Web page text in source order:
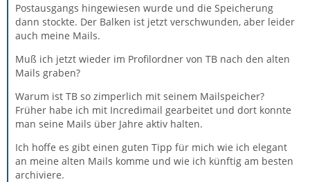
Postausgangs hingewiesen wurde und die Speicherung
dann stockte. Der Balken ist jetzt verschwunden, aber leider
auch meine Mails.
Muß ich jetzt wieder im Profilordner von TB nach den alten
Mails graben?
Warum ist TB so zimperlich mit seinem Mailspeicher?
Früher habe ich mit Incredimail gearbeitet und dort konnte
man seine Mails über Jahre aktiv halten.
Ich hoffe es gibt einen guten Tipp für mich wie ich elegant
an meine alten Mails komme und wie ich künftig am besten
archiviere.